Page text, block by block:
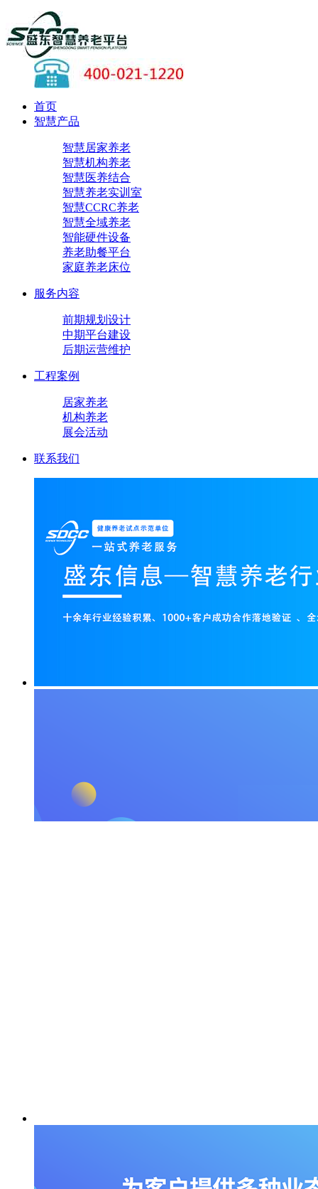
首页
智慧产品
智慧居家养老
智慧机构养老
智慧医养结合
智慧养老实训室
智慧CCRC养老
智慧全域养老
智能硬件设备
养老助餐平台
家庭养老床位
服务内容
前期规划设计
中期平台建设
后期运营维护
工程案例
居家养老
机构养老
展会活动
联系我们